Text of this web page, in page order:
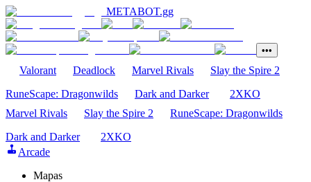
METABOT.gg
•••
Valorant Deadlock Marvel Rivals
Slay the Spire 2
RuneScape: Dragonwilds
Dark and Darker
2XKO
Marvel Rivals
Slay the Spire 2
RuneScape: Dragonwilds
Dark and Darker
2XKO
Arcade
Mapas